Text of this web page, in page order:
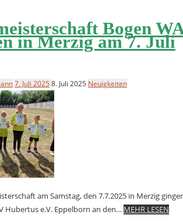
Bogen
in Merzig am 7. Juli
7. Juli 2025 8. Juli 2025 Neuigkeiten
am Samstag, den 7.7.2025 in Merzig
Hubertus e.V. Eppelborn an den… MEHR LESEN